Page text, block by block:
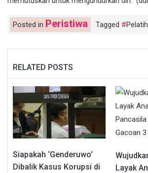
Posted in Peristiwa Tagged Pelatih
RELATED POSTS
Siapakah ‘Genderuwo’
Dibalik Kasus Korupsi di
Layak